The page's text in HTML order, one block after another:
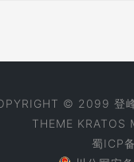
© 2099 登
THEME KRATOS
蜀ICP